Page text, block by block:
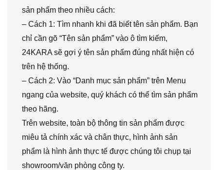
sản phẩm theo nhiều cách:
– Cách 1: Tìm nhanh khi đã biết tên sản phẩm. Bạn
chỉ cần gõ “Tên sản phẩm” vào ô tìm kiếm,
24KARA sẽ gợi ý tên sản phẩm đúng nhất hiện có
trên hệ thống.
– Cách 2: Vào “Danh mục sản phẩm” trên Menu
ngang của website, quý khách có thể tìm sản phẩm
theo hãng.
Trên website, toàn bộ thông tin sản phẩm được
miêu tả chính xác và chân thực, hình ảnh sản
phẩm là hình ảnh thực tế được chúng tôi chụp tại
showroom/văn phòng công ty.